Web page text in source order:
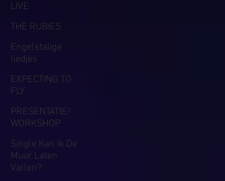
LIVE
THE RUBIES
Engelstalige
liedjes
EXPECTING TO
FLY
PRESENTATIE/
WORKSHOP
Single Kan Ik De
Muur Laten
Vallen?